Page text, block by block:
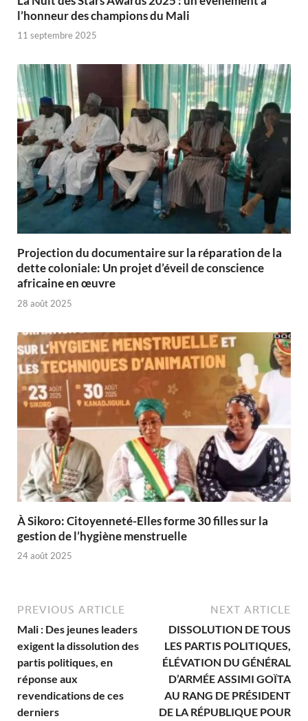
l’honneur des champions du Mali
11 septembre 2025
Projection du documentaire sur la réparation de la
dette coloniale: Un projet d’éveil de conscience
africaine en œuvre‎
28 août 2025
À Sikoro: Citoyenneté-Elles forme 30 filles sur la
gestion de l’hygiène menstruelle
24 août 2025
PREVIOUS ARTICLE
Mali : Des jeunes leaders
exigent la dissolution des
partis politiques, en
réponse aux
revendications de ces
derniers
NEXT ARTICLE
DISSOLUTION DE TOUS
LES PARTIS POLITIQUES,
ÉLÉVATION DU GÉNÉRAL
D’ARMÉE ASSIMI GOÏTA
AU RANG DE PRÉSIDENT
DE LA RÉPUBLIQUE POUR